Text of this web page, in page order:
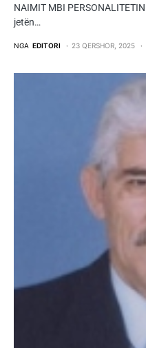
NAIMIT MBI
jetën…
NGA EDITORI 23 QERSHOR, 2025